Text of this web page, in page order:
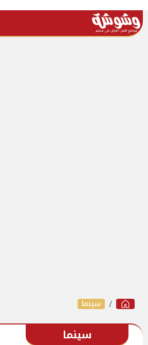
سينما
سينما